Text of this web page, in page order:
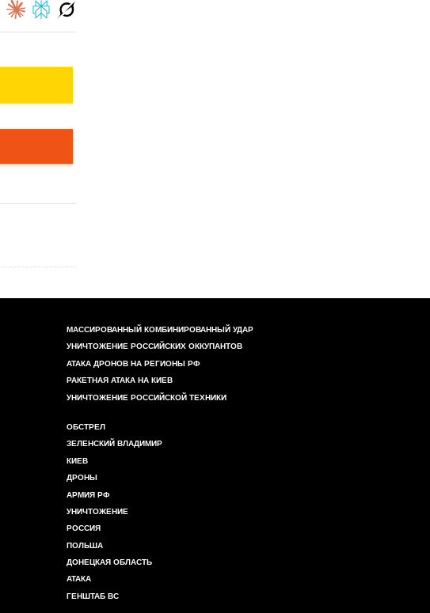
МАССИРОВАННЫЙ КОМБИНИРОВАННЫЙ УДАР
УНИЧТОЖЕНИЕ РОССИЙСКИХ ОККУПАНТОВ
АТАКА ДРОНОВ НА РЕГИОНЫ РФ
РАКЕТНАЯ АТАКА НА КИЕВ
УНИЧТОЖЕНИЕ РОССИЙСКОЙ ТЕХНИКИ
ОБСТРЕЛ
ЗЕЛЕНСКИЙ ВЛАДИМИР
КИЕВ
ДРОНЫ
АРМИЯ РФ
УНИЧТОЖЕНИЕ
РОССИЯ
ПОЛЬША
ДОНЕЦКАЯ ОБЛАСТЬ
АТАКА
ГЕНШТАБ ВС